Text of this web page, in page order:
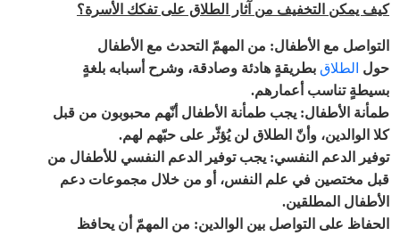
كيف يمكن التخفيف من آثار الطلاق على تفكك الأسرة؟
التواصل مع الأطفال: من المهمّ التحدث مع الأطفال
حول الطلاق بطريقةٍ هادئة وصادقة، وشرح أسبابه بلغةٍ
بسيطةٍ تناسب أعمارهم.
طمأنة الأطفال: يجب طمأنة الأطفال أنّهم محبوبون من قبل
كلا الوالدين، وأنّ الطلاق لن يُؤثّر على حبّهم لهم.
توفير الدعم النفسي: يجب توفير الدعم النفسي للأطفال من
قبل مختصين في علم النفس، أو من خلال مجموعات دعم
الأطفال المطلقين.
الحفاظ على التواصل بين الوالدين: من المهمّ أن يحافظ